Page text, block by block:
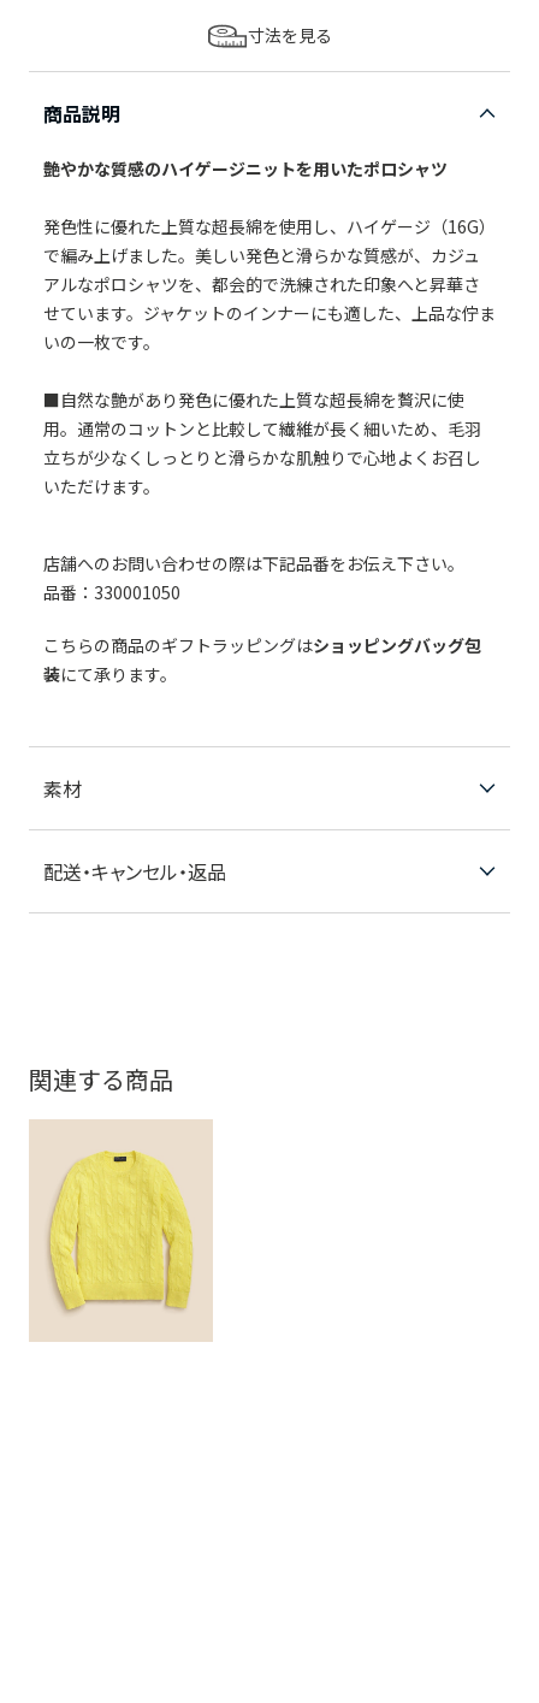
寸法を見る
商品説明
艶やかな質感のハイゲージニットを用いたポロシャツ
発色性に優れた上質な超長綿を使用し、ハイゲージ（16G）
で編み上げました。美しい発色と滑らかな質感が、カジュ
アルなポロシャツを、都会的で洗練された印象へと昇華さ
せています。ジャケットのインナーにも適した、上品な佇ま
いの一枚です。
■自然な艶があり発色に優れた上質な超長綿を贅沢に使
用。通常のコットンと比較して繊維が長く細いため、毛羽
立ちが少なくしっとりと滑らかな肌触りで心地よくお召し
いただけます。
店舗へのお問い合わせの際は下記品番をお伝え下さい。
品番：330001050
こちらの商品のギフトラッピングはショッピングバッグ包
装にて承ります。
素材
配送・キャンセル・返品
関連する商品